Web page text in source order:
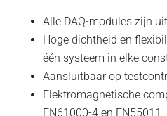
Alle DAQ-modules zijn
Hoge dichtheid en
één systeem in elke
Aansluitbaar op
Elektromagnetische
EN61000-4 en EN55011